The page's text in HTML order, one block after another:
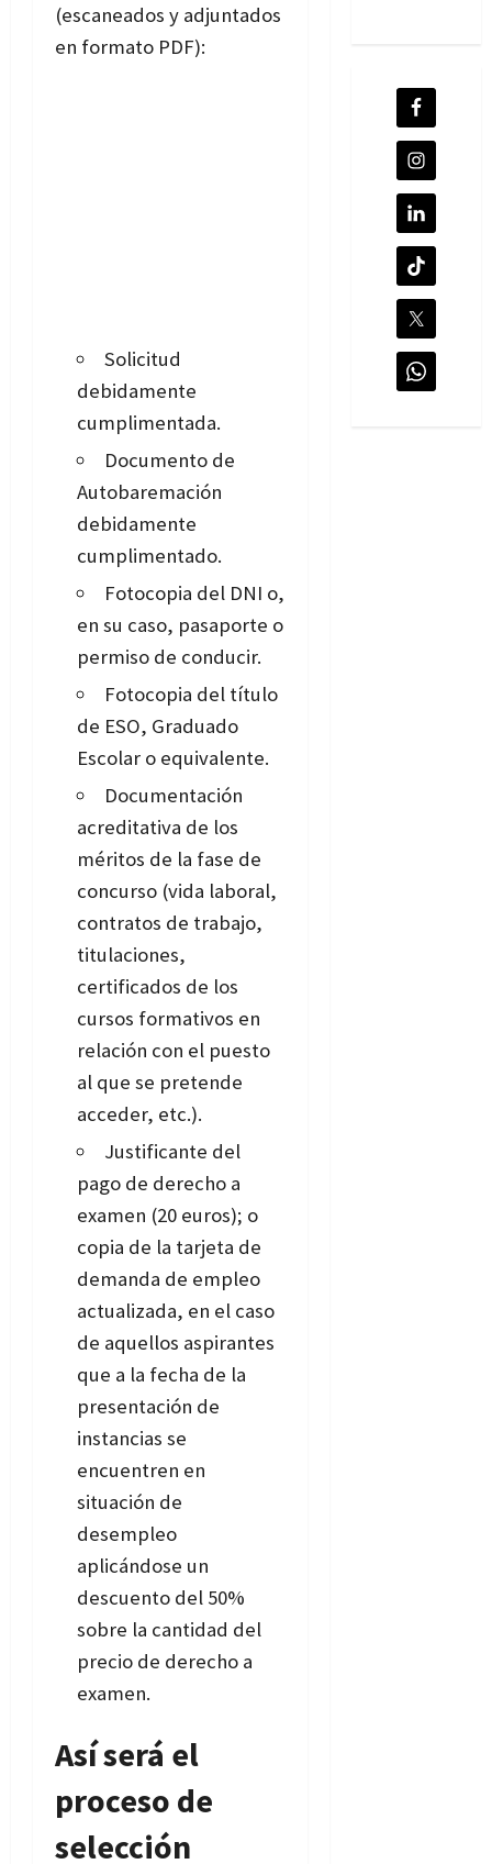
(escaneados y adjuntados
en formato PDF):
Solicitud
debidamente
cumplimentada.
Documento de
Autobaremación
debidamente
cumplimentado.
Fotocopia del DNI o,
en su caso, pasaporte o
permiso de conducir.
Fotocopia del título
de ESO, Graduado
Escolar o equivalente.
Documentación
acreditativa de los
méritos de la fase de
concurso (vida laboral,
contratos de trabajo,
titulaciones,
certificados de los
cursos formativos en
relación con el puesto
al que se pretende
acceder, etc.).
Justificante del
pago de derecho a
examen (20 euros); o
copia de la tarjeta de
demanda de empleo
actualizada, en el caso
de aquellos aspirantes
que a la fecha de la
presentación de
instancias se
encuentren en
situación de
desempleo
aplicándose un
descuento del 50%
sobre la cantidad del
precio de derecho a
examen.
Así será el
proceso de
selección